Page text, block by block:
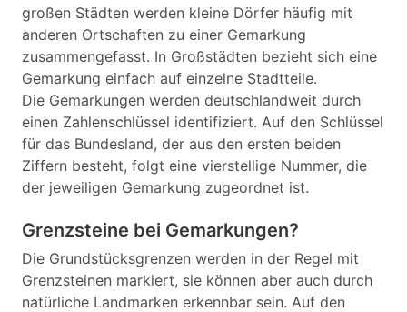
großen Städten werden kleine Dörfer häufig mit
anderen Ortschaften zu einer Gemarkung
zusammengefasst. In Großstädten bezieht sich eine
Gemarkung einfach auf einzelne Stadtteile.
Die Gemarkungen werden deutschlandweit durch
einen Zahlenschlüssel identifiziert. Auf den Schlüssel
für das Bundesland, der aus den ersten beiden
Ziffern besteht, folgt eine vierstellige Nummer, die
der jeweiligen Gemarkung zugeordnet ist.
Grenzsteine bei Gemarkungen?
Die Grundstücksgrenzen werden in der Regel mit
Grenzsteinen markiert, sie können aber auch durch
natürliche Landmarken erkennbar sein. Auf den